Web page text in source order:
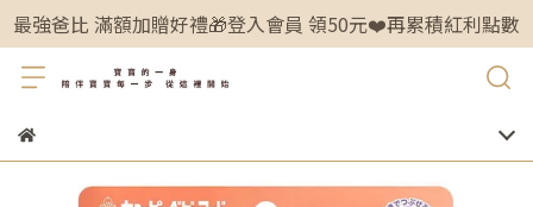
最強爸比 滿額加贈好禮🎁登入會員 領50元❤️再累積紅利點數